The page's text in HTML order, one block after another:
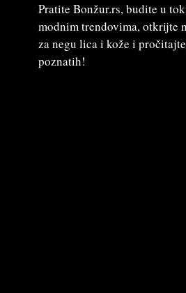
Pratite Bonžur.rs, budite u
modnim trendovima, otkrijte
za negu lica i kože i
poznatih!